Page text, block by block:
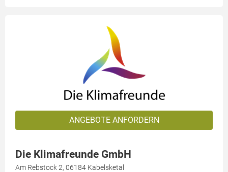
ANGEBOTE ANFORDERN
Die Klimafreunde GmbH
Am Rebstock 2, 06184 Kabelsketal